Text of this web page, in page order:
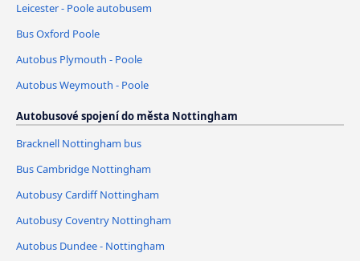
Leicester - Poole autobusem
Bus Oxford Poole
Autobus Plymouth - Poole
Autobus Weymouth - Poole
Autobusové spojení do města Nottingham
Bracknell Nottingham bus
Bus Cambridge Nottingham
Autobusy Cardiff Nottingham
Autobusy Coventry Nottingham
Autobus Dundee - Nottingham